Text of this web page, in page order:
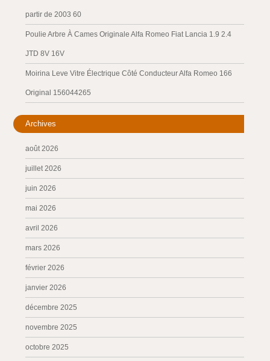
partir de 2003 60
Poulie Arbre À Cames Originale Alfa Romeo Fiat Lancia 1.9 2.4
JTD 8V 16V
Moirina Leve Vitre Électrique Côté Conducteur Alfa Romeo 166
Original 156044265
Archives
août 2026
juillet 2026
juin 2026
mai 2026
avril 2026
mars 2026
février 2026
janvier 2026
décembre 2025
novembre 2025
octobre 2025